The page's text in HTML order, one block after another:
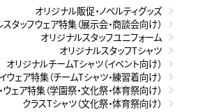
オリジナル販促・ノベルティグッズ
タッフウェア特集（展示会・商談会向け）
オリジナルスタッフユニフォーム
オリジナルスタッフTシャツ
オリジナルチームTシャツ（イベント向け）
ウェア特集（チームTシャツ・練習着向け）
ェア特集（学園祭・文化祭・体育祭向け）
クラスTシャツ（文化祭・体育祭向け）